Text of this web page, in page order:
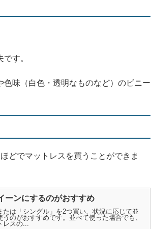
す。
味（白色・透明なものなど）のビニー
どでマットレスを買うことができま
ーンにするのがおすすめ
は「シングル」を2つ買い、状況に応じて並
のがおすすめです。並べて使った場合でも、
レスの...